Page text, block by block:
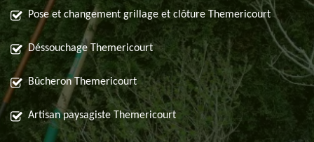
Pose et changement grillage et clôture Themericourt
Déssouchage Themericourt
Bûcheron Themericourt
Artisan paysagiste Themericourt